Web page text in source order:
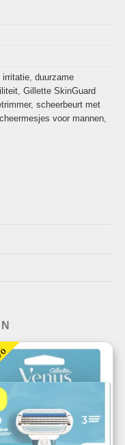
irritatie, duurzame
, Gillette SkinGuard
, scheerbeurt met
voor mannen,